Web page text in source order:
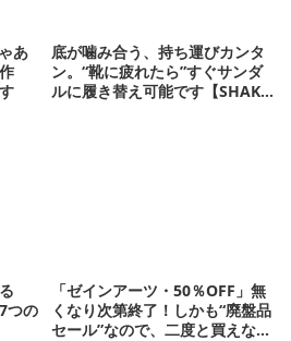
あ
底が噛み合う、持ち運びカンタ
ン。“靴に疲れたら”すぐサンダ
ルに履き替え可能です【SHAKA
つの
「ゼインアーツ・50％OFF」無
くなり次第終了！しかも“廃盤品
セール”なので、二度と買えない